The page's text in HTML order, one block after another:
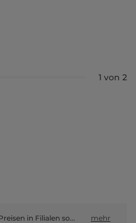
1 von 2
Online-Preise können von den Preisen in Filialen sowie Shop-in-Shop-Flächen abweichen. mehr